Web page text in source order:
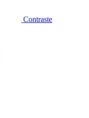
Contraste